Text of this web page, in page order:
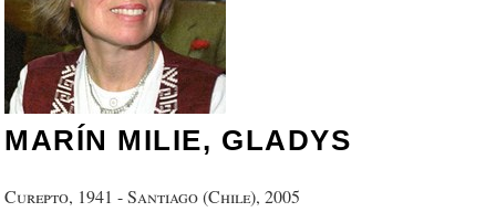
MARÍN MILIE, GLADYS
Curepto, 1941 - Santiago (Chile), 2005